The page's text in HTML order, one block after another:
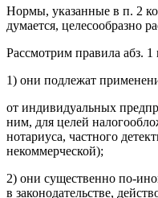
Нормы, указанные в п. 2
думается, целесообразно
Рассмотрим правила абз.
1) они подлежат
от индивидуальных
ним, для целей
нотариуса, частного
некоммерческой);
2) они существенно по-
в законодательстве,